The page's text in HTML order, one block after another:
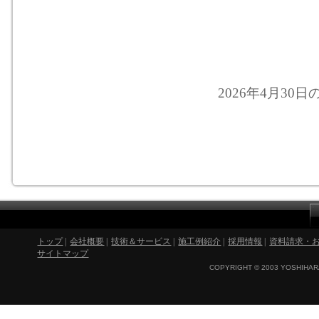
2026年4月30日
トップ| 会社概要 技術＆サービス 施工例紹介 採用情報
資料請求・
サイトマップ
COPYRIGHT © 2003